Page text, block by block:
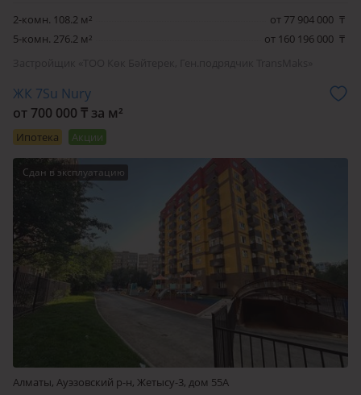
2-комн. 108.2 м² от 77 904 000 ₸
5-комн. 276.2 м²
от 160 196 000 ₸
ЖК 7Su Nury
от 700 000 ₸ за м²
Ипотека Акции
Сдан в эксплуатацию
Алматы, Ауэзовский р-н, Жетысу-3, дом 55А